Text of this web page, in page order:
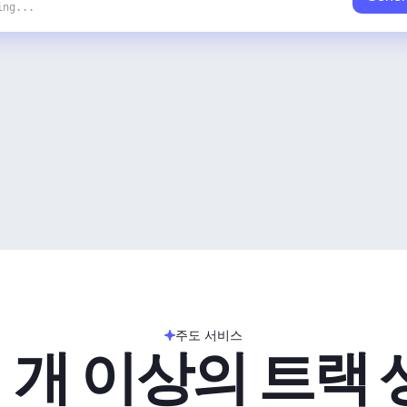
주도 서비스
이상의 트랙